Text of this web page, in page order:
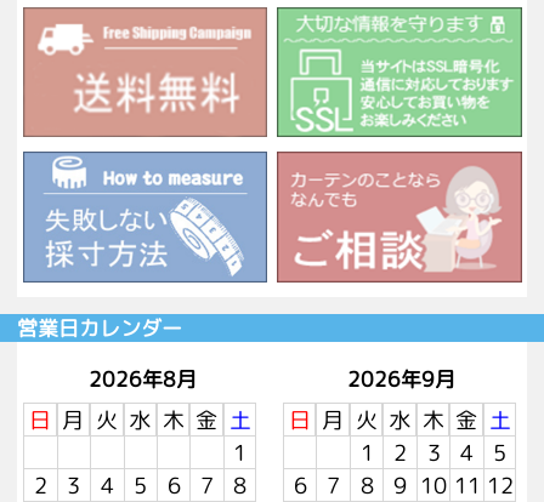
営業日カレンダー
2026年8月
日 月 火 水 木 金 土
1
2
3 4 5 6 7
8
2026年9月
日 月 火 水 木 金 土
1
2 3 4
5
6
7 8 9 10 11 12